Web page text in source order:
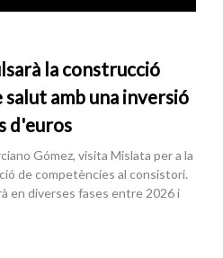
la construcció
amb una inversió
d'euros
Gómez, visita Mislata per a la
de competències al consistori.
en diverses fases entre 2026 i